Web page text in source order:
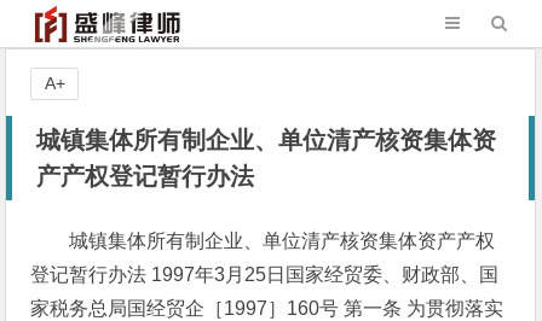
城镇集体所有制企业、单位清产核资集体资
产产权登记暂行办法
城镇集体所有制企业、单位清产核资集体资产产权
登记暂行办法 1997年3月25日国家经贸委、财政部、国
家税务总局国经贸企［1997］160号 第一条 为贯彻落实
A+